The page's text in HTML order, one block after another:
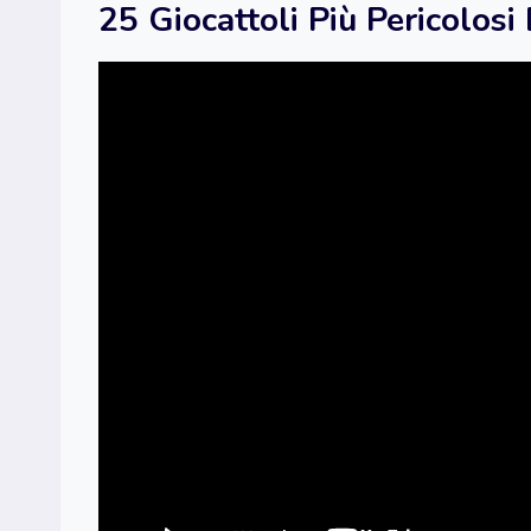
25 Giocattoli Più Pericolosi